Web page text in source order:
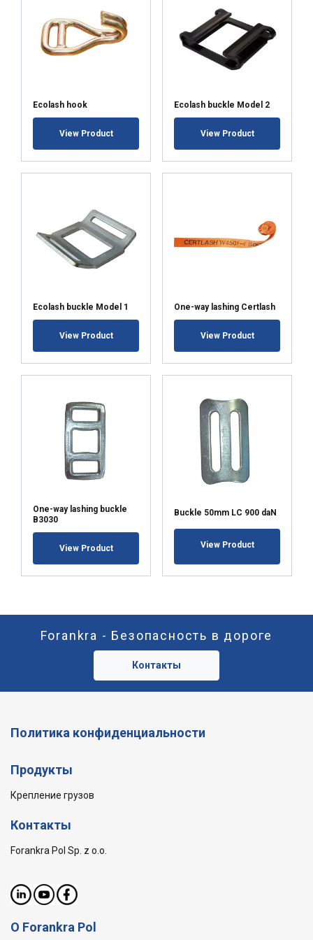
Ecolash hook
View Product
Ecolash buckle Model 2
View Product
Ecolash buckle Model 1
View Product
One-way lashing Certlash
View Product
One-way lashing buckle
B3030
View Product
Buckle 50mm LC 900 daN
View Product
Forankra - Безопасность в дороге
Контакты
Политика конфиденциальности
Продукты
Крепление грузов
Контакты
Forankra Pol Sp. z o.o.
О Forankra Pol
POKAŻ SZCZEGÓŁY